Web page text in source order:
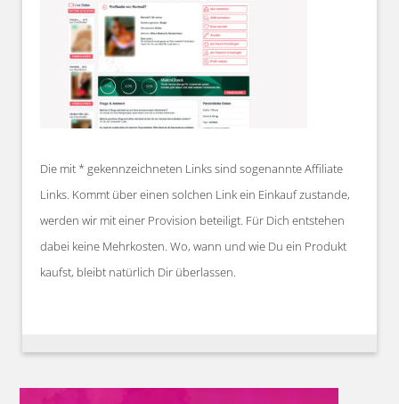
Die mit * gekennzeichneten Links sind sogenannte Affiliate
Links. Kommt über einen solchen Link ein Einkauf zustande,
werden wir mit einer Provision beteiligt. Für Dich entstehen
dabei keine Mehrkosten. Wo, wann und wie Du ein Produkt
kaufst, bleibt natürlich Dir überlassen.